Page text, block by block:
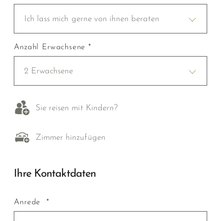
Ich lass mich gerne von ihnen beraten
Anzahl Erwachsene *
2 Erwachsene
Sie reisen mit Kindern?
Zimmer hinzufügen
Ihre Kontaktdaten
Anrede *